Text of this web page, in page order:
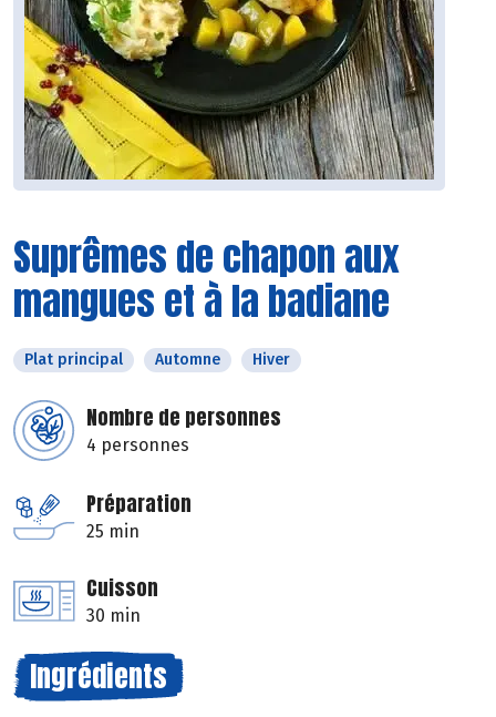
Suprêmes de chapon aux
mangues et à la badiane
Plat principal Automne Hiver
Nombre de personnes
4 personnes
Préparation
25 min
Cuisson
30 min
Ingrédients